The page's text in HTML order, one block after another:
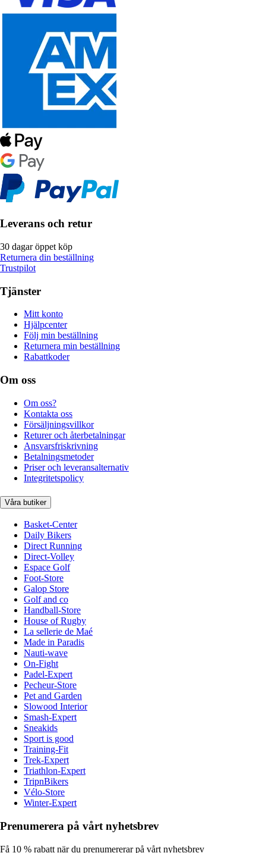
Leverans och retur
30 dagar öppet köp
Returnera din beställning
Trustpilot
Tjänster
Mitt konto
Hjälpcenter
Följ min beställning
Returnera min beställning
Rabattkoder
Om oss
Om oss?
Kontakta oss
Försäljningsvillkor
Returer och återbetalningar
Ansvarsfriskrivning
Betalningsmetoder
Priser och leveransalternativ
Integritetspolicy
Våra butiker
Basket-Center
Daily Bikers
Direct Running
Direct-Volley
Espace Golf
Foot-Store
Galop Store
Golf and co
Handball-Store
House of Rugby
La sellerie de Maé
Made in Paradis
Nauti-wave
On-Fight
Padel-Expert
Pecheur-Store
Pet and Garden
Slowood Interior
Smash-Expert
Sneakids
Sport is good
Training-Fit
Trek-Expert
Triathlon-Expert
TripnBikers
Vélo-Store
Winter-Expert
Prenumerera på vårt nyhetsbrev
Få 10 % rabatt när du prenumererar på vårt nyhetsbrev